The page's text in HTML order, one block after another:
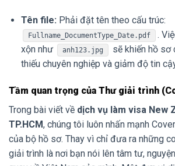
Tên file: Phải đặt tên theo cấu trúc:
Fullname_DocumentType_Date.pdf
.
xộn như
anh123.jpg
sẽ khiến hồ sơ
thiếu chuyên nghiệp và giảm độ tin
Tầm quan trọng của Thư giải trình
Trong bài viết về dịch vụ làm visa New
TP.HCM, chúng tôi luôn nhấn mạnh
của bộ hồ sơ. Thay vì chỉ đưa ra những
giải trình là nơi bạn nói lên tâm tư,